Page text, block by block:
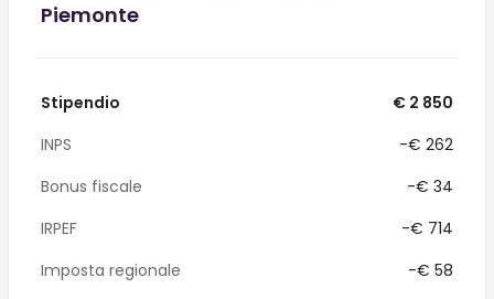
Piemonte
Stipendio
€ 2 850
INPS
-€ 262
Bonus fiscale
-€ 34
IRPEF
-€ 714
Imposta regionale
-€ 58